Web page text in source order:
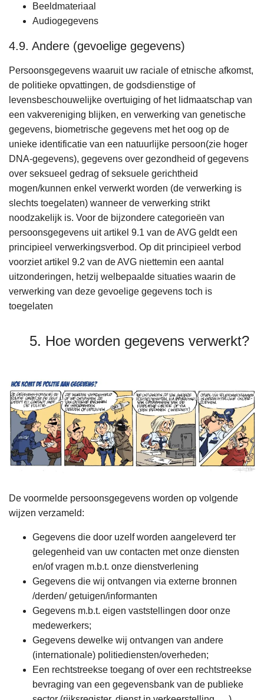
Beeldmateriaal
Audiogegevens
4.9. Andere (gevoelige gegevens)
Persoonsgegevens waaruit uw raciale of etnische afkomst,
de politieke opvattingen, de godsdienstige of
levensbeschouwelijke overtuiging of het lidmaatschap van
een vakvereniging blijken, en verwerking van genetische
gegevens, biometrische gegevens met het oog op de
unieke identificatie van een natuurlijke persoon(zie hoger
DNA-gegevens), gegevens over gezondheid of gegevens
over seksueel gedrag of seksuele gerichtheid
mogen/kunnen enkel verwerkt worden (de verwerking is
slechts toegelaten) wanneer de verwerking strikt
noodzakelijk is. Voor de bijzondere categorieën van
persoonsgegevens uit artikel 9.1 van de AVG geldt een
principieel verwerkingsverbod. Op dit principieel verbod
voorziet artikel 9.2 van de AVG niettemin een aantal
uitzonderingen, hetzij welbepaalde situaties waarin de
verwerking van deze gevoelige gegevens toch is
toegelaten
5. Hoe worden gegevens verwerkt?
De voormelde persoonsgegevens worden op volgende
wijzen verzameld:
Gegevens die door uzelf worden aangeleverd ter
gelegenheid van uw contacten met onze diensten
en/of vragen m.b.t. onze dienstverlening
Gegevens die wij ontvangen via externe bronnen
/derden/ getuigen/informanten
Gegevens m.b.t. eigen vaststellingen door onze
medewerkers;
Gegevens dewelke wij ontvangen van andere
(internationale) politiediensten/overheden;
Een rechtstreekse toegang of over een rechtstreekse
bevraging van een gegevensbank van de publieke